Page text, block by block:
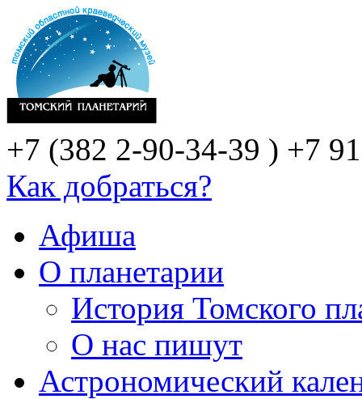
+7 (382 2-90-34-39 ) +7
Как добраться?
Афиша
О планетарии
История Томского
О нас пишут
Астрономический